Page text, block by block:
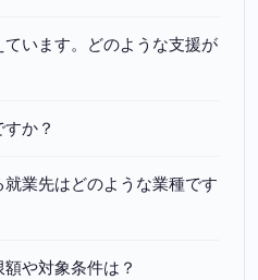
います。どのような支援が
か？
業先はどのような業種です
や対象条件は？